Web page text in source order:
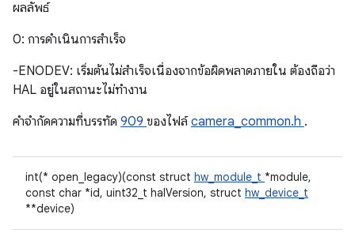
ผลลัพธ์
0: การดำเนินการสําเร็จ
-ENODEV: เริ่มต้นไม่สำเร็จเนื่องจากข้อผิดพลาดภายใน ต้องถือว่า
HAL อยู่ในสถานะไม่ทำงาน
คําจํากัดความที่บรรทัด 909 ของไฟล์camera_common.h .
int(* open_legacy)(const struct hw_module_t *module,
const char *id, uint32_t halVersion, struct hw_device_t
**device)